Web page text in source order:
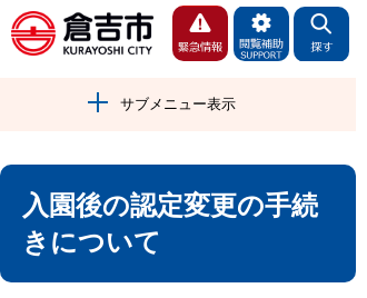
サブメニュー表示
入園後の認定変更の手続
きについて